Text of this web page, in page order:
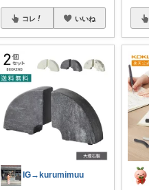
コレ いいね
IG→kurumimuu